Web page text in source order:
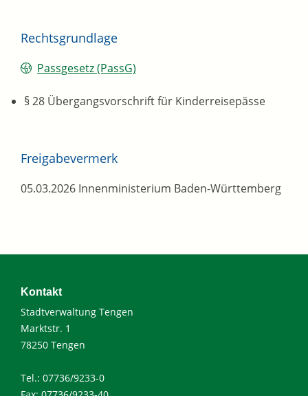
Rechtsgrundlage
Passgesetz (PassG)
§ 28 Übergangsvorschrift für Kinderreisepässe
Freigabevermerk
05.03.2026 Innenministerium Baden-Württemberg
Kontakt
Stadtverwaltung Tengen
Marktstr. 1
78250 Tengen
Tel.: 07736/9233-0